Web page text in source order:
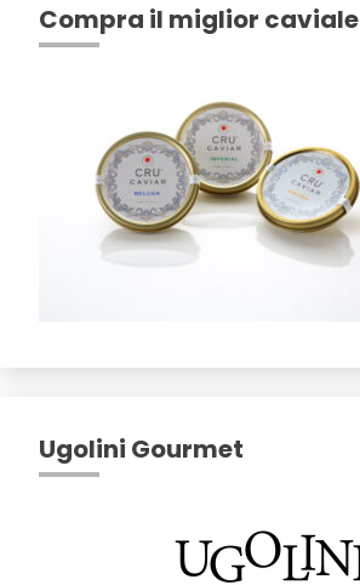
Compra il miglior caviale
Ugolini Gourmet